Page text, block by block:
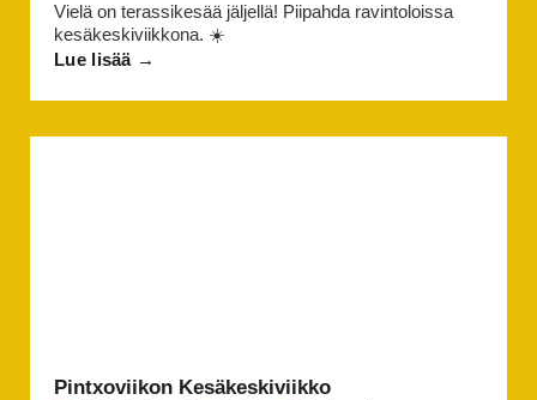
Vielä on terassikesää jäljellä! Piipahda ravintoloissa
kesäkeskiviikkona. ☀️
Lue lisää →
Pintxoviikon Kesäkeskiviikko